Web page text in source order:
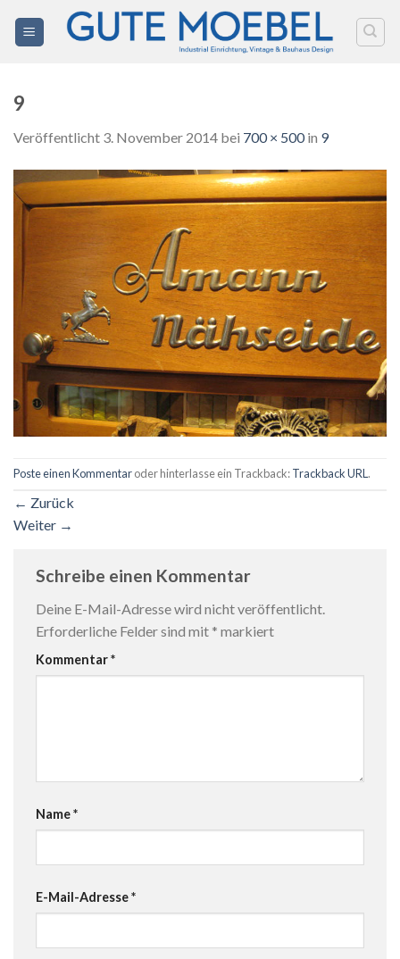
Inhalt
9
Veröffentlicht 3. November 2014 bei 700 × 500in 9
Poste einen Kommentaroder hinterlasse ein Trackback:Trackback URL .
← Zurück
Weiter →
Schreibe einen Kommentar
Deine E-Mail-Adresse wird nicht veröffentlicht.
Erforderliche Felder sind mit * markiert
Kommentar*
Name*
E-Mail-Adresse*